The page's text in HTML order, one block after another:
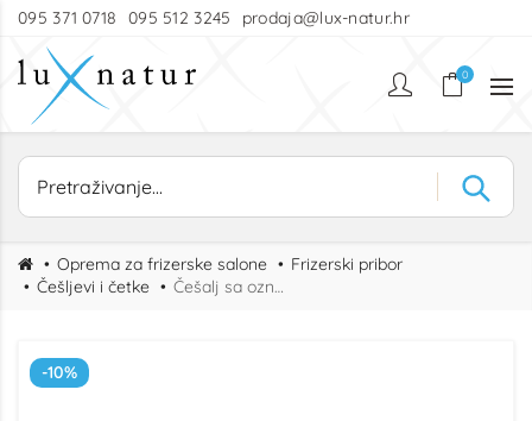
095 371 0718 095 512 3245 prodaja@lux-natur.hr
0
Oprema za frizerske salone
Frizerski pribor
Češljevi i četke
Češalj sa oznakama cm, 19,3cm
-10%